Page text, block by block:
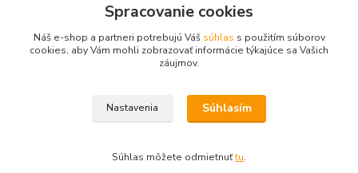
+421 2 529 67 411
(Po - Pia: 10:00 - 17:30)
Copyright © Filatelia-album.sk
Spracovanie cookies
Náš e-shop a partneri potrebujú Váš súhlas s použitím súborov
cookies, aby Vám mohli zobrazovať informácie týkajúce sa Vašich
záujmov.
Nastavenia Súhlasím
Súhlas môžete odmietnuťtu.